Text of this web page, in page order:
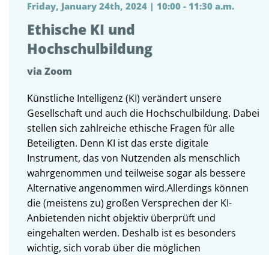
Friday, January 24th, 2024 | 10:00 - 11:30 a.m.
Ethische KI und
Hochschulbildung
via Zoom
Künstliche Intelligenz (KI) verändert unsere
Gesellschaft und auch die Hochschulbildung. Dabei
stellen sich zahlreiche ethische Fragen für alle
Beteiligten. Denn KI ist das erste digitale
Instrument, das von Nutzenden als menschlich
wahrgenommen und teilweise sogar als bessere
Alternative angenommen wird.Allerdings können
die (meistens zu) großen Versprechen der KI-
Anbietenden nicht objektiv überprüft und
eingehalten werden. Deshalb ist es besonders
wichtig, sich vorab über die möglichen